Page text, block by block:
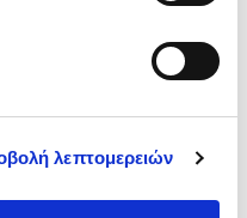
λεπτομερειών